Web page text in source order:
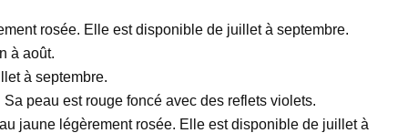
rosée. Elle est disponible de juillet à septembre.
à août.
à septembre.
peau est rouge foncé avec des reflets violets.
jaune légèrement rosée. Elle est disponible de juillet à